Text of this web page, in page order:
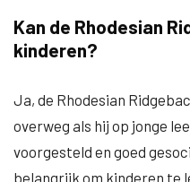
Kan de Rhodesian
kinderen?
Ja, de Rhodesian
overweg als hij op jonge
voorgesteld en goed
belangrijk om kinderen te